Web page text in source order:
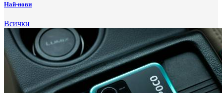
Най-нови
Всички